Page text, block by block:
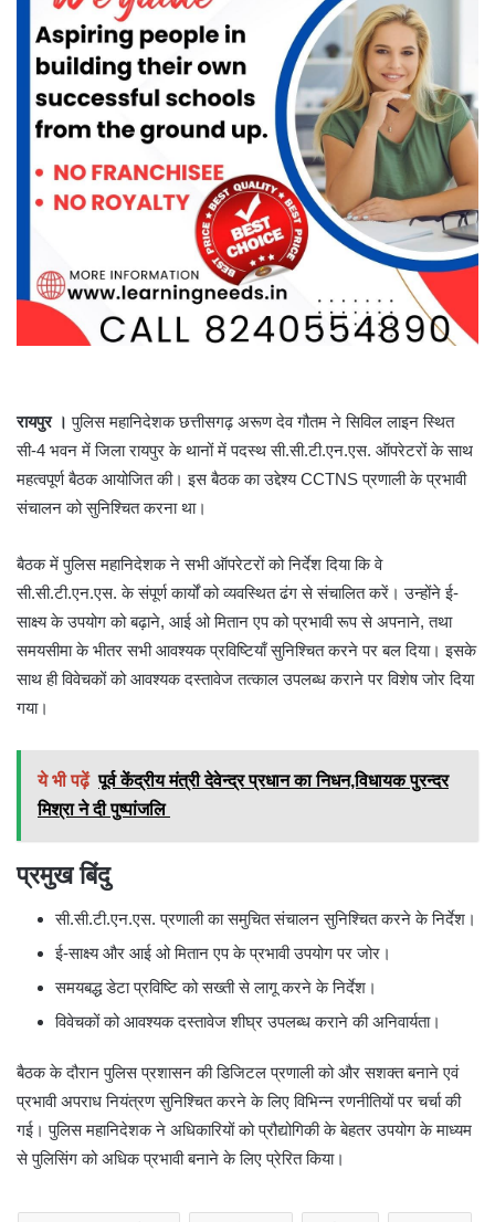
रायपुर । पुलिस महानिदेशक छत्तीसगढ़ अरूण देव गौतम ने सिविल लाइन स्थित
सी-4 भवन में जिला रायपुर के थानों में पदस्थ सी.सी.टी.एन.एस. ऑपरेटरों के साथ
महत्वपूर्ण बैठक आयोजित की। इस बैठक का उद्देश्य CCTNS प्रणाली के प्रभावी
संचालन को सुनिश्चित करना था।
बैठक में पुलिस महानिदेशक ने सभी ऑपरेटरों को निर्देश दिया कि वे
सी.सी.टी.एन.एस. के संपूर्ण कार्यों को व्यवस्थित ढंग से संचालित करें। उन्होंने ई-
साक्ष्य के उपयोग को बढ़ाने, आई ओ मितान एप को प्रभावी रूप से अपनाने, तथा
समयसीमा के भीतर सभी आवश्यक प्रविष्टियाँ सुनिश्चित करने पर बल दिया। इसके
साथ ही विवेचकों को आवश्यक दस्तावेज तत्काल उपलब्ध कराने पर विशेष जोर दिया
गया।
ये भी पढ़ें पूर्व केंद्रीय मंत्री देवेन्द्र प्रधान का निधन,विधायक पुरन्दर
मिश्रा ने दी पुष्पांजलि
प्रमुख बिंदु
सी.सी.टी.एन.एस. प्रणाली का समुचित संचालन सुनिश्चित करने के निर्देश।
ई-साक्ष्य और आई ओ मितान एप के प्रभावी उपयोग पर जोर।
समयबद्ध डेटा प्रविष्टि को सख्ती से लागू करने के निर्देश।
विवेचकों को आवश्यक दस्तावेज शीघ्र उपलब्ध कराने की अनिवार्यता।
बैठक के दौरान पुलिस प्रशासन की डिजिटल प्रणाली को और सशक्त बनाने एवं
प्रभावी अपराध नियंत्रण सुनिश्चित करने के लिए विभिन्न रणनीतियों पर चर्चा की
गई। पुलिस महानिदेशक ने अधिकारियों को प्रौद्योगिकी के बेहतर उपयोग के माध्यम
से पुलिसिंग को अधिक प्रभावी बनाने के लिए प्रेरित किया।